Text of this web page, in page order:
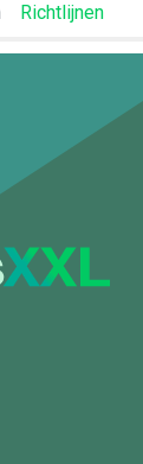
Richtlijnen